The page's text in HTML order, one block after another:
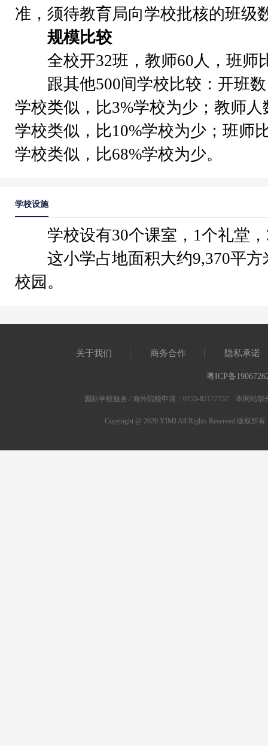
准，须待教育局向学校批核的班级
规模比较
全校开32班，教师60人，班师
跟其他500间学校比较：开班数
学校类似，比3%学校为少；教师人
学校类似，比10%学校为少；班师
学校类似，比68%学校为少。
学校设施
学校设有30个课室，1个礼堂，
这小学占地面积大约9,370平方
校园。
关于我们 商务合作 隐私承诺
粤ICP备
国际学校服务 / 海外院校申请：0755-82177757 本网站
Copyright @ 2020 YIMI All Rights Reserved 版权所